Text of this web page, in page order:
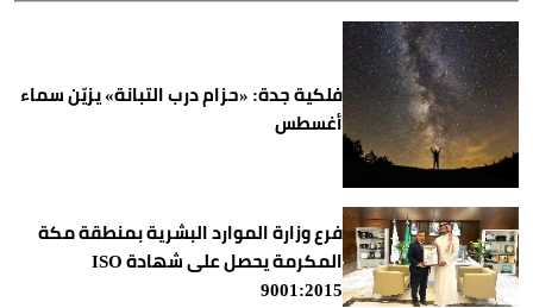
فلكية جدة: «حزام درب التبانة» يزيّن سماء
أغسطس
فرع وزارة الموارد البشرية بمنطقة مكة
المكرمة يحصل على شهادة ISO
9001:2015